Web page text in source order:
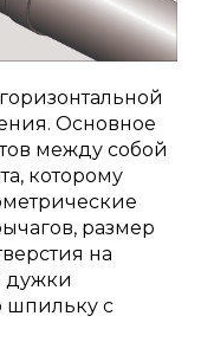
Основное
между собой
которому
размер
на
дужки
шпильку с